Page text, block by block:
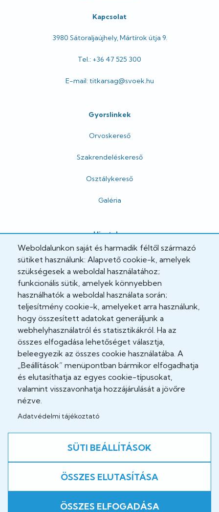
Kapcsolat
3980 Sátoraljaújhely, Mártírok útja 9.
Tel.: +36 47 525 300
E-mail: titkarsag@svoek.hu
Gyorslinkek
Orvoskereső
Szakrendeléskereső
Osztálykereső
Galéria
Hivatalos
Adatkezelési tájékoztató
Adatvédelmi tisztviselő
Akadálymentesítési nyilatkozat
Cookie Policy
Felhasználási feltételek
Impresszum
Jogi nyilatkozatok
Közösség
A weboldal fejlesztés alatt áll!
Copyright © 2026 B.-A.-Z. Vármegyei Központi Kórház és
Weboldalunkon saját és harmadik féltől származó
sütiket használunk: Alapvető cookie-k, amelyek
szükségesek a weboldal használatához;
funkcionális sütik, amelyek könnyebben
használhatók a weboldal használata során;
teljesítmény cookie-k, amelyeket arra használunk,
hogy összesített adatokat generáljunk a
webhelyhasználatról és statisztikákról. Ha az
összes elfogadása lehetőséget választja,
beleegyezik az összes cookie használatába. A
„Beállítások” menüpontban bármikor elfogadhatja
és elutasíthatja az egyes cookie-típusokat,
valamint visszavonhatja hozzájárulását a jövőre
nézve.
Adatvédelmi tájékoztató
SÜTI BEÁLLÍTÁSOK
ÖSSZES ELUTASÍTÁSA
ÖSSZES ELFOGADÁSA